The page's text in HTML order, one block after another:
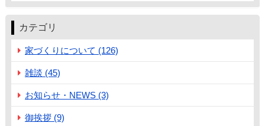
カテゴリ
家づくりについて (126)
雑談 (45)
お知らせ・NEWS (3)
御挨拶 (9)